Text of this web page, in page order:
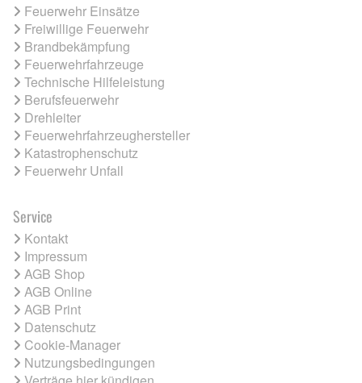
Feuerwehr Einsätze
Freiwillige Feuerwehr
Brandbekämpfung
Feuerwehrfahrzeuge
Technische Hilfeleistung
Berufsfeuerwehr
Drehleiter
Feuerwehrfahrzeughersteller
Katastrophenschutz
Feuerwehr Unfall
Service
Kontakt
Impressum
AGB Shop
AGB Online
AGB Print
Datenschutz
Cookie-Manager
Nutzungsbedingungen